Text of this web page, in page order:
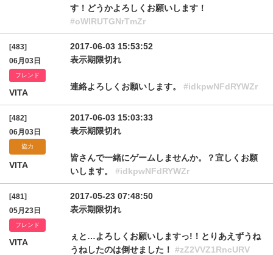
す！どうかよろしくお願いします！
#oWlRUTGNrTmZr
[483]
06月03日
フレンド
VITA
2017-06-03 15:53:52
表示期限切れ
連絡よろしくお願いします。 #idkpwNFdRYWZr
[482]
06月03日
協力
VITA
2017-06-03 15:03:33
表示期限切れ
皆さんで一緒にゲームしませんか。？宜しくお願
いします。 #idkpwNFdRYWZr
[481]
05月23日
フレンド
VITA
2017-05-23 07:48:50
表示期限切れ
ぇと…よろしくお願いしますっ!！とりあえずうね
うねしたのは倒せました！ #zZ2VVZ1RncURV